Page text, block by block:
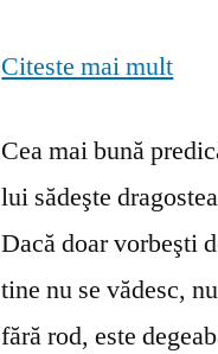
Citeste mai mult
Cea mai bună
lui sădeşte
Dacă doar vorbeşti
tine nu se vă­desc,
fără rod, este